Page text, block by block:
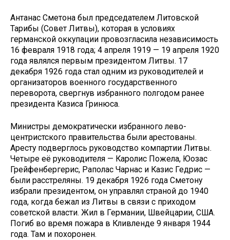
Антанас Сметона был председателем Литовской
Тарибы (Совет Литвы), которая в условиях
германской оккупации провозгласила независимость
16 февраля 1918 года; 4 апреля 1919 — 19 апреля 1920
года являлся первым президентом Литвы. 17
декабря 1926 года стал одним из руководителей и
организаторов военного государственного
переворота, свергнув избранного полгодом ранее
президента Казиса Гринюса.
Министры демократически избранного лево-
центристского правительства были арестованы.
Аресту подверглось руководство компартии Литвы.
Четыре её руководителя — Каролис Пожела, Юозас
Грейфенбергерис, Раполас Чарнас и Казис Гедрис —
были расстреляны. 19 декабря 1926 года Сметону
избрали президентом, он управлял страной до 1940
года, когда бежал из Литвы в связи с приходом
советской власти. Жил в Германии, Швейцарии, США.
Погиб во время пожара в Кливленде 9 января 1944
года. Там и похоронен.